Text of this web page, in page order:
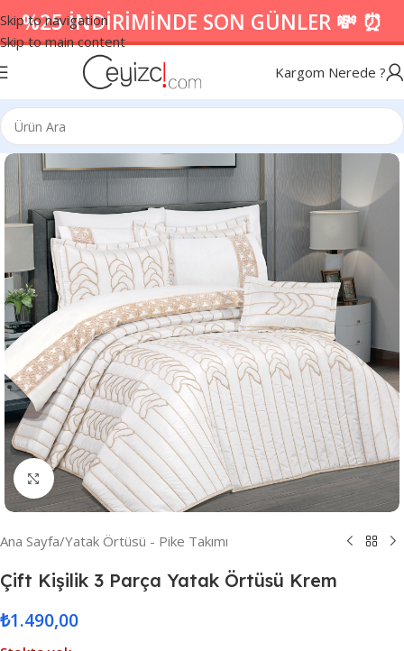
Skip to navigation
Skip to main content
%25 İNDİRİMİNDE SON GÜNLER 💸 ⏰
Kargom Nerede ?
Resmi Büyüt
Ana Sayfa/Yatak Örtüsü - Pike Takımı
Çift Kişilik 3 Parça Yatak Örtüsü Krem
₺1.490,00